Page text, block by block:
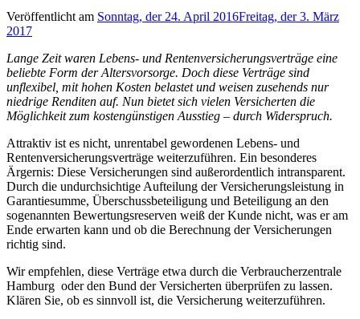
Veröffentlicht am Sonntag, der 24. April 2016Freitag, der 3. März
2017
Lange Zeit waren Lebens- und Rentenversicherungsverträge eine
beliebte Form der Altersvorsorge. Doch diese Verträge sind
unflexibel, mit hohen Kosten belastet und weisen zusehends nur
niedrige Renditen auf. Nun bietet sich vielen Versicherten die
Möglichkeit zum kostengünstigen Ausstieg – durch Widerspruch.
Attraktiv ist es nicht, unrentabel gewordenen Lebens- und
Rentenversicherungsverträge weiterzuführen. Ein besonderes
Ärgernis: Diese Versicherungen sind außerordentlich intransparent.
Durch die undurchsichtige Aufteilung der Versicherungsleistung in
Garantiesumme, Überschussbeteiligung und Beteiligung an den
sogenannten Bewertungsreserven weiß der Kunde nicht, was er am
Ende erwarten kann und ob die Berechnung der Versicherungen
richtig sind.
Wir empfehlen, diese Verträge etwa durch die Verbraucherzentrale
Hamburg oder den Bund der Versicherten überprüfen zu lassen.
Klären Sie, ob es sinnvoll ist, die Versicherung weiterzuführen.